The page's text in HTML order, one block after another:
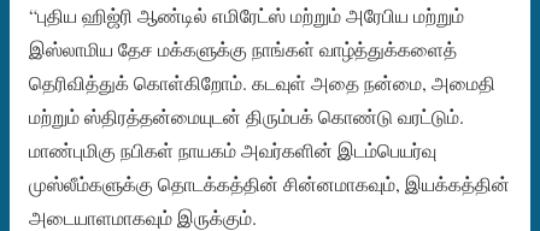
“புதிய ஹிஜ்ரி ஆண்டில் எமிரேட்ஸ் மற்றும் அரேபிய மற்றும்
இஸ்லாமிய தேச மக்களுக்கு நாங்கள் வாழ்த்துக்களைத்
தெரிவித்துக் கொள்கிறோம். கடவுள் அதை நன்மை, அமைதி
மற்றும் ஸ்திரத்தன்மையுடன் திரும்பக் கொண்டு வரட்டும்.
மாண்புமிகு நபிகள் நாயகம் அவர்களின் இடம்பெயர்வு
முஸ்லீம்களுக்கு தொடக்கத்தின் சின்னமாகவும், இயக்கத்தின்
அடையாளமாகவும் இருக்கும்.